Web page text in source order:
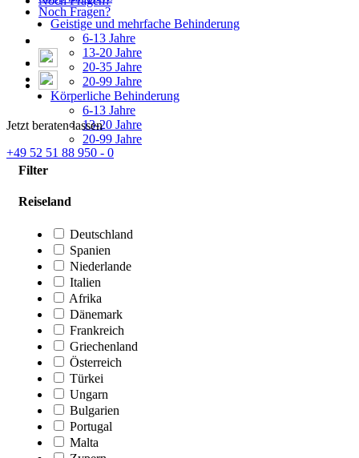
Noch Fragen?
Jetzt beraten lassen
+49 52 51 88 950 - 0
Geistige und mehrfache Behinderung
6-13 Jahre
13-20 Jahre
20-35 Jahre
20-99 Jahre
Körperliche Behinderung
6-13 Jahre
13-20 Jahre
20-99 Jahre
Filter
Reiseland
Deutschland
Spanien
Niederlande
Italien
Afrika
Dänemark
Frankreich
Griechenland
Österreich
Türkei
Ungarn
Bulgarien
Portugal
Malta